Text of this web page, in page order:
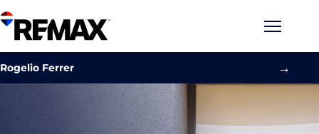
Rogelio Ferrer →